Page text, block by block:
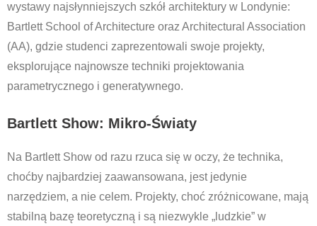
wystawy najsłynniejszych szkół architektury w Londynie:
Bartlett School of Architecture oraz Architectural Association
(AA), gdzie studenci zaprezentowali swoje projekty,
eksplorujące najnowsze techniki projektowania
parametrycznego i generatywnego.
Bartlett Show: Mikro-Światy
Na Bartlett Show od razu rzuca się w oczy, że technika,
choćby najbardziej zaawansowana, jest jedynie
narzędziem, a nie celem. Projekty, choć zróżnicowane, mają
stabilną bazę teoretyczną i są niezwykle „ludzkie” w